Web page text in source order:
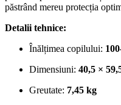
păstrând mereu protecția
Detalii tehnice:
Înălțimea copilului:
Dimensiuni: 40,5 ×
Greutate: 7,45 kg